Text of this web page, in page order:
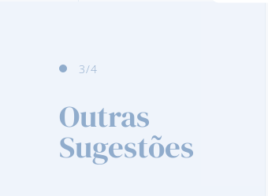
3/4
Outras
Sugestões